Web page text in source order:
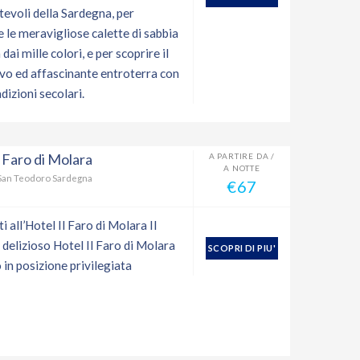
della Sardegna, per
le meravigliose calette di sabbia
mille colori, e per scoprire il
ed affascinante entroterra con
secolari.
di Molara
Teodoro Sardegna
A PARTIRE DA /
A NOTTE
€67
all’Hotel Il Faro di Molara Il
delizioso Hotel Il Faro di Molara
in posizione privilegiata
SCOPRI DI PIU'